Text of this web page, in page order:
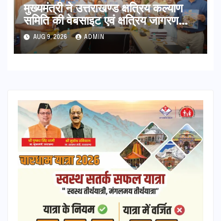
मुख्यमंत्री ने उत्तराखण्ड क्षत्रिय कल्याण
समिति की वेबसाइट एवं क्षत्रिय जागरण
स्मारिका का किया विमोचन
AUG 9, 2026 ADMIN